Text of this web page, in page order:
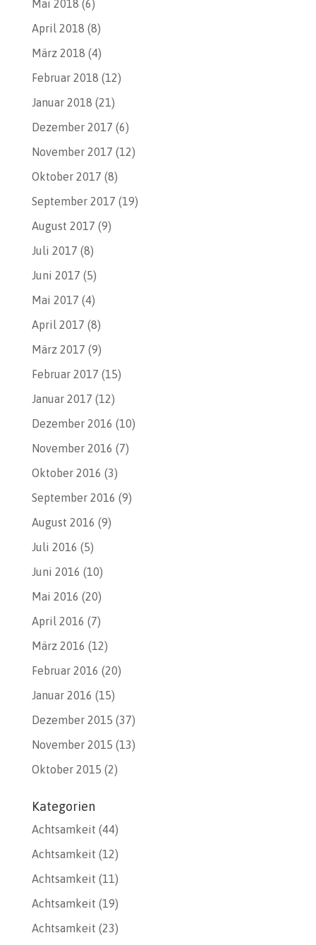
Mai 2018 (6)
April 2018 (8)
März 2018 (4)
Februar 2018 (12)
Januar 2018 (21)
Dezember 2017 (6)
November 2017 (12)
Oktober 2017 (8)
September 2017 (19)
August 2017 (9)
Juli 2017 (8)
Juni 2017 (5)
Mai 2017 (4)
April 2017 (8)
März 2017 (9)
Februar 2017 (15)
Januar 2017 (12)
Dezember 2016 (10)
November 2016 (7)
Oktober 2016 (3)
September 2016 (9)
August 2016 (9)
Juli 2016 (5)
Juni 2016 (10)
Mai 2016 (20)
April 2016 (7)
März 2016 (12)
Februar 2016 (20)
Januar 2016 (15)
Dezember 2015 (37)
November 2015 (13)
Oktober 2015 (2)
Kategorien
Achtsamkeit (44)
Achtsamkeit (12)
Achtsamkeit (11)
Achtsamkeit (19)
Achtsamkeit (23)